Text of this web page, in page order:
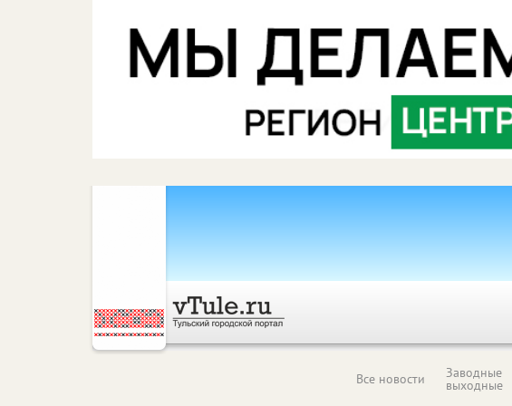
Все новости Заводные
выходные